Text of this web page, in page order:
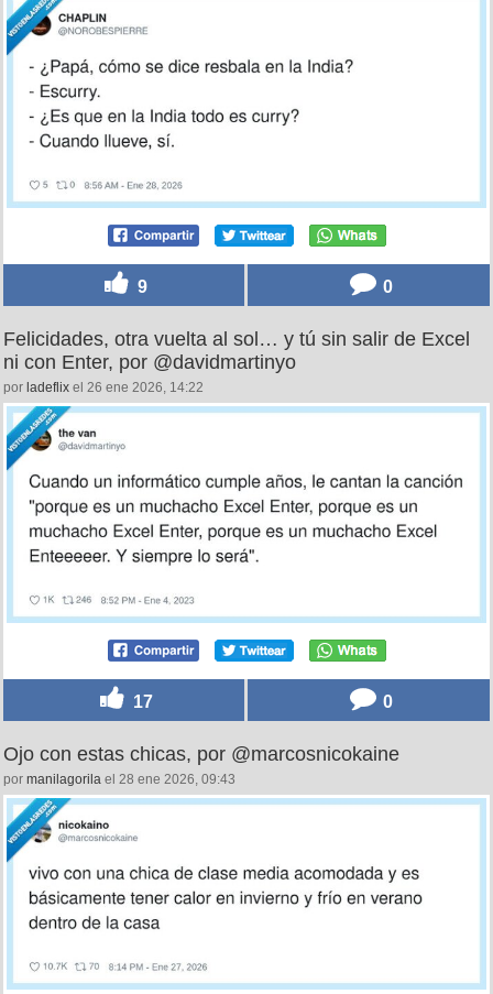
9 0
Felicidades, otra vuelta al sol… y tú sin salir de Excel
ni con Enter, por @davidmartinyo
por ladeflix el 26 ene 2026, 14:22
17 0
Ojo con estas chicas, por @marcosnicokaine
por manilagorila el 28 ene 2026, 09:43